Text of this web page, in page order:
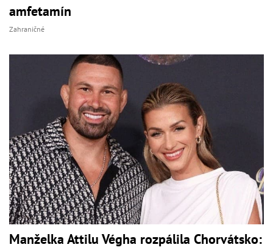
amfetamín
Zahraničné
Manželka Attilu Végha rozpálila Chorvátsko: